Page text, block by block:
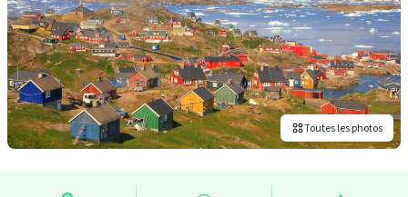
Toutes les photos